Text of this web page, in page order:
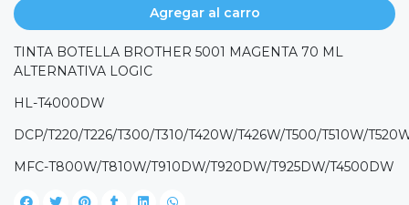
Agregar al carro
TINTA BOTELLA BROTHER 5001 MAGENTA 70 ML
ALTERNATIVA LOGIC
HL-T4000DW
DCP/T220/T226/T300/T310/T420W/T426W/T500/T510W/
MFC-T800W/T810W/T910DW/T920DW/T925DW/T4500DW